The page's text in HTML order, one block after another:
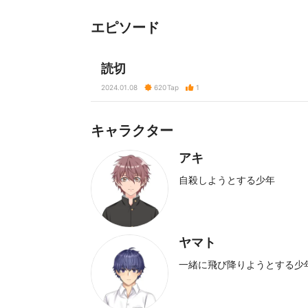
エピソード
読切
2024.01.08 620Tap 1
キャラクター
アキ
自殺しようとする少年
ヤマト
一緒に飛び降りようとする少